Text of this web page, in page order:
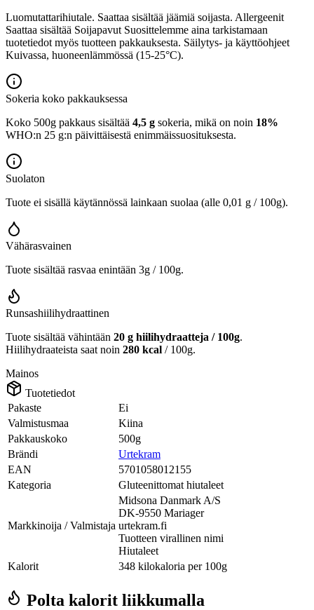
Luomutattarihiutale. Saattaa sisältää jäämiä soijasta. Allergeenit
Saattaa sisältää Soijapavut Suosittelemme aina tarkistamaan
tuotetiedot myös tuotteen pakkauksesta. Säilytys- ja käyttöohjeet
Kuivassa, huoneenlämmössä (15-25°C).
Sokeria koko pakkauksessa
Koko 500g pakkaus sisältää 4,5 g sokeria, mikä on noin 18%
WHO:n 25 g:n päivittäisestä enimmäissuosituksesta.
Suolaton
Tuote ei sisällä käytännössä lainkaan suolaa (alle 0,01 g / 100g).
Vähärasvainen
Tuote sisältää rasvaa enintään 3g / 100g.
Runsashiilihydraattinen
Tuote sisältää vähintään 20 g hiilihydraatteja / 100g.
Hiilihydraateista saat noin 280 kcal / 100g.
Mainos
Tuotetiedot
Pakaste
Ei
Valmistusmaa
Kiina
Pakkauskoko
500g
Brändi
Urtekram
EAN
5701058012155
Kategoria
Gluteenittomat hiutaleet
Markkinoija / Valmistaja
Midsona Danmark A/S
DK-9550 Mariager
urtekram.fi
Tuotteen virallinen nimi
Hiutaleet
Kalorit
348 kilokaloria per 100g
Polta kalorit liikkumalla